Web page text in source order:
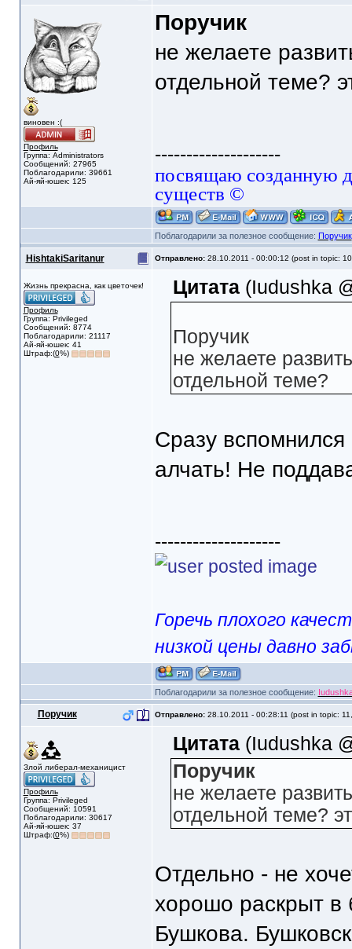
виновен :(
Профиль
Группа: Administrators
Сообщений: 27965
Поблагодарили: 39661
Ай-яй-юшек: 125
Поручик
не желаете
отдельной теме?
--------------------
посвящаю созданную
существ ©
Поблагодарили за полезное сообщение: Поручик
HishtakiSaritanur Отправлено: 28.10.2011 - 00:00:12 (post in topic:
Жизнь прекрасна, как цветочек!
Профиль
Группа: Privileged
Сообщений: 8774
Поблагодарили: 21117
Ай-яй-юшек: 41
Штраф:(0%)
Цитата(Iudushka
Поручик
не желаете
отдельной теме?
Сразу
алчать! Не
--------------------
Горечь плохого
низкой цены давно
Поблагодарили за полезное сообщение:
Поручик Отправлено: 28.10.2011 - 00:28:11 (post in topic:
Злой либерал-механицист
Профиль
Группа: Privileged
Сообщений: 10591
Поблагодарили: 30617
Ай-яй-юшек: 37
Штраф:(0%)
Цитата(Iudushka
Поручик
не желаете
отдельной теме?
Отдельно - не
хорошо раскрыт в
Бушкова.